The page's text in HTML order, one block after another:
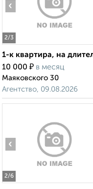
2/3
‹
1-к квартира, на
10 000 ₽ в месяц
Маяковского 30
Агентство, 09.08.2026
2/6
‹